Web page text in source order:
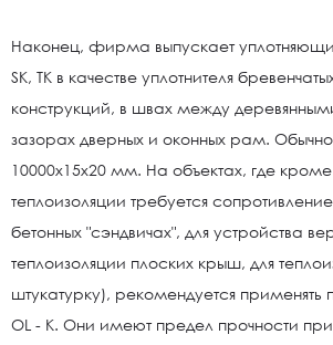
Наконец, фирма выпускает
SK, TK в качестве уплотнителя
конструкций, в швах между
зазорах дверных и оконных рам. Обычно
10000х15х20 мм. На объектах, где
теплоизоляции требуется
бетонных "сэндвичах", для устройства
теплоизоляции плоских крыш, для
штукатурку), рекомендуется применять
OL - K. Они имеют предел прочности